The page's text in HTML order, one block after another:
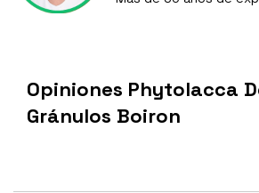
Opiniones Phytolacca
Gránulos Boiron